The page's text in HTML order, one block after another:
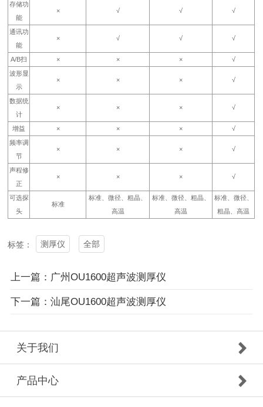
存储功
能
× √ √ √
通讯功
能
× √ √ √
A/B扫 × × ×
√
波形显
示
× × × √
数据统
计
× × × √
增益 × × ×
√
频率调
节
× × × √
声程修
正
× × × √
可选探
头
标准
标准、微径、粗晶、
高温
标准、微径、粗晶、
高温
标准、微径、
粗晶、高温
标签： 测厚仪 全部
上一篇：广州OU1600超声波测厚仪
下一篇：汕尾OU1600超声波测厚仪
关于我们
产品中心